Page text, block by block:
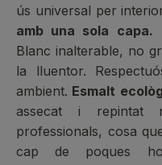
ús universal per
amb una sola capa.
Blanc inalterable, no
la lluentor.
ambient. Esmalt
assecat i repintat
professionals, cosa
cap de poques